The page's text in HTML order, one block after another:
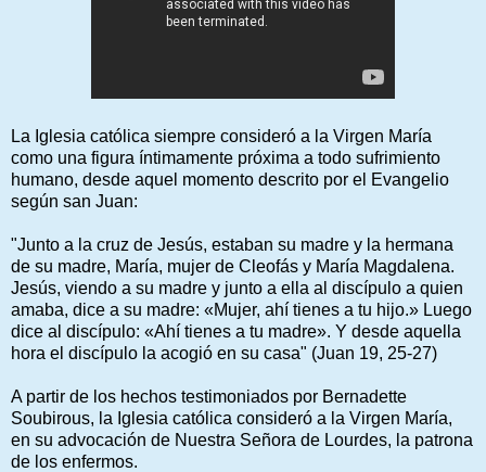
La Iglesia católica siempre consideró a la Virgen María
como una figura íntimamente próxima a todo sufrimiento
humano, desde aquel momento descrito por el Evangelio
según san Juan:
"Junto a la cruz de Jesús, estaban su madre y la hermana
de su madre, María, mujer de Cleofás y María Magdalena.
Jesús, viendo a su madre y junto a ella al discípulo a quien
amaba, dice a su madre: «Mujer, ahí tienes a tu hijo.» Luego
dice al discípulo: «Ahí tienes a tu madre». Y desde aquella
hora el discípulo la acogió en su casa" (Juan 19, 25-27)
A partir de los hechos testimoniados por Bernadette
Soubirous, la Iglesia católica consideró a la Virgen María,
en su advocación de Nuestra Señora de Lourdes, la patrona
de los enfermos.